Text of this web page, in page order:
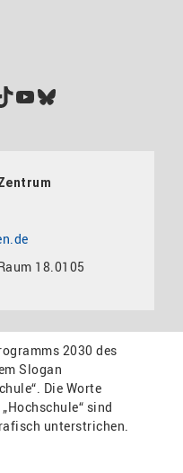
YouTube
Bluesky
18.0105